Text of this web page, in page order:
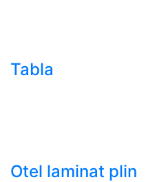
Tabla
Otel laminat plin